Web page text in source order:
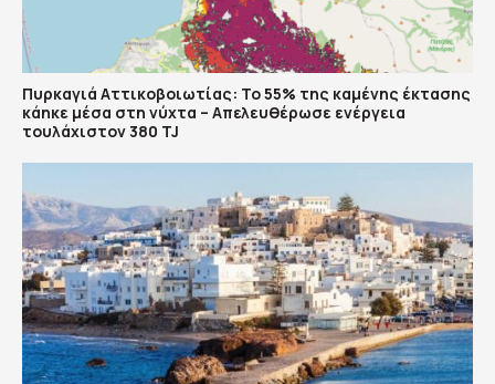
Πυρκαγιά Αττικοβοιωτίας: Το 55% της καμένης έκτασης
κάηκε μέσα στη νύχτα – Απελευθέρωσε ενέργεια
τουλάχιστον 380 TJ